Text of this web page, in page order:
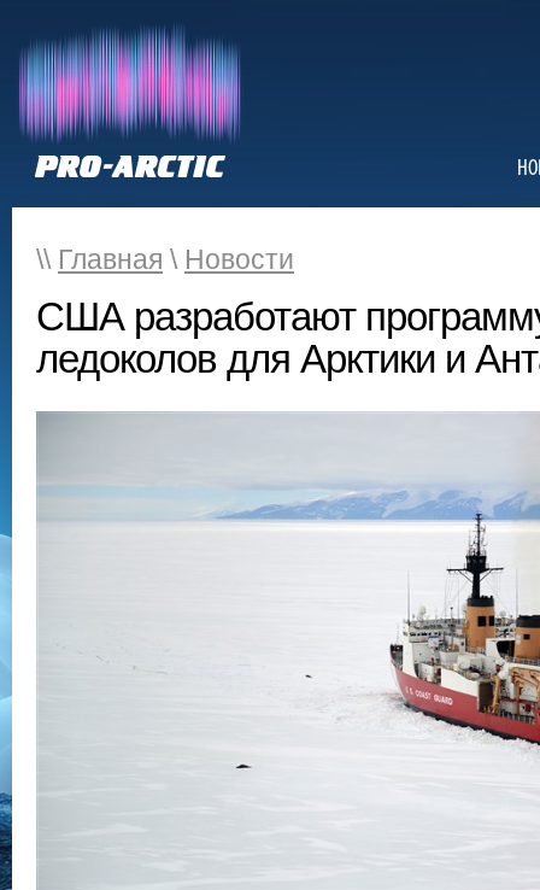
\\ Главная \ Новости
США разработают
ледоколов для Арктики и